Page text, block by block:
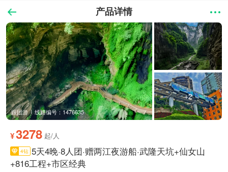
产品详情
跟团游 线路编号：1476635
+2
¥3278 起/人
4钻 5天4晚·8人团·赠两江夜游船·武隆天坑+仙女山
+816工程+市区经典